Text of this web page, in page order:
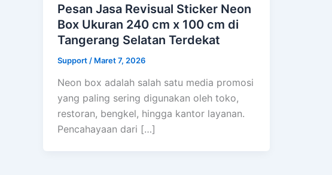
Pesan Jasa Revisual Sticker Neon
Box Ukuran 240 cm x 100 cm di
Tangerang Selatan Terdekat
Support / Maret 7, 2026
Neon box adalah salah satu media promosi
yang paling sering digunakan oleh toko,
restoran, bengkel, hingga kantor layanan.
Pencahayaan dari […]